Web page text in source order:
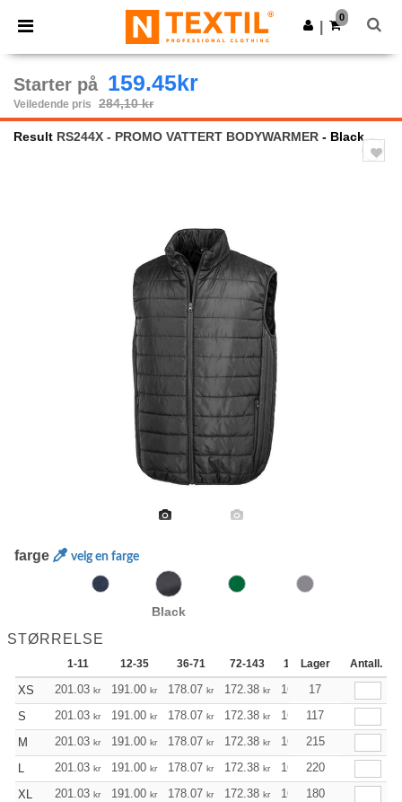
× Ntextil-app
Bedre priser i appen!
Last ned app
0
Starter på 159.45kr
Veiledende pris 284,10 kr
Result RS244X - PROMO VATTERT BODYWARMER - Black
farge velg en farge
Black
STØRRELSE
1-11 12-35 36-71 72-143 144-287 288 +
Lager Antall.
XS 201.03 kr 191.00 kr 178.07 kr 172.38 kr 163.68 kr
17
S
201.03 kr 191.00 kr 178.07 kr 172.38 kr 163.68 kr
117
M
201.03 kr 191.00 kr 178.07 kr 172.38 kr 163.68 kr
215
L
201.03 kr 191.00 kr 178.07 kr 172.38 kr 163.68 kr
220
XL
201.03 kr 191.00 kr 178.07 kr 172.38 kr 163.68 kr
180